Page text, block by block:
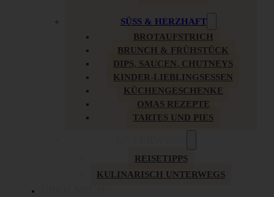
SÜSS & HERZHAFT
BROTAUFSTRICH
BRUNCH & FRÜHSTÜCK
DIPS, SAUCEN, CHUTNEYS
KINDER-LIEBLINGSESSEN
KÜCHENGESCHENKE
OMAS REZEPTE
TARTES UND PIES
REISETIPPS
KULINARISCH UNTERWEGS